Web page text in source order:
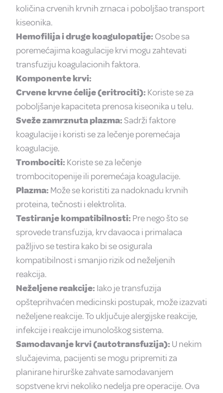
količina crvenih krvnih zrnaca i poboljšao transport
kiseonika.
Hemofilija i druge koagulopatije: Osobe sa
poremećajima koagulacije krvi mogu zahtevati
transfuziju koagulacionih faktora.
Komponente krvi:
Crvene krvne ćelije (eritrociti): Koriste se za
poboljšanje kapaciteta prenosa kiseonika u telu.
Sveže zamrznuta plazma:Sadrži faktore
koagulacije i koristi se za lečenje poremećaja
koagulacije.
Trombociti: Koriste se za lečenje
trombocitopenije ili poremećaja koagulacije.
Plazma: Može se koristiti za nadoknadu krvnih
proteina, tečnosti i elektrolita.
Testiranje kompatibilnosti: Pre nego što se
sprovede transfuzija, krv davaoca i primalaca
pažljivo se testira kako bi se osigurala
kompatibilnost i smanjio rizik od neželjenih
reakcija.
Neželjene reakcije: Iako je transfuzija
opšteprihvaćen medicinski postupak, može izazvati
neželjene reakcije. To uključuje alergijske reakcije,
infekcije i reakcije imunološkog sistema.
Samodavanje krvi (autotransfuzija): U nekim
slučajevima, pacijenti se mogu pripremiti za
planirane hirurške zahvate samodavanjem
sopstvene krvi nekoliko nedelja pre operacije. Ova